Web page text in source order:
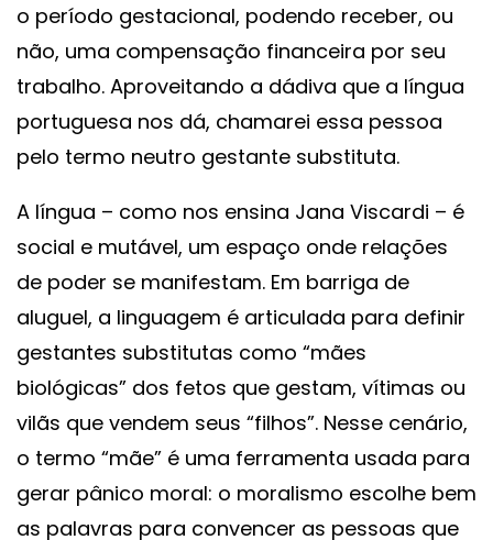
o período gestacional, podendo receber, ou
não, uma compensação financeira por seu
trabalho. Aproveitando a dádiva que a língua
portuguesa nos dá, chamarei essa pessoa
pelo termo neutro gestante substituta.
A língua – como nos ensina Jana Viscardi – é
social e mutável, um espaço onde relações
de poder se manifestam. Em barriga de
aluguel, a linguagem é articulada para definir
gestantes substitutas como “mães
biológicas” dos fetos que gestam, vítimas ou
vilãs que vendem seus “filhos”. Nesse cenário,
o termo “mãe” é uma ferramenta usada para
gerar pânico moral: o moralismo escolhe bem
as palavras para convencer as pessoas que